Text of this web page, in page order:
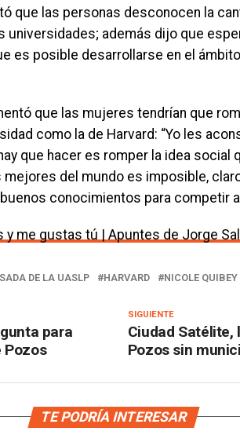
que las personas desconocen la
además dijo que
es posible desarrollarse en el
que las mujeres tendrían que
como la de Harvard: “Yo les
que hacer es romper la idea social
del mundo es imposible,
conocimientos para competir
y me gustas tú | Apuntes de Jorge
DE LA UASLP HARVARD NICOLE
SIGUIENTE
Ciudad Satélite,
Pozos sin
para
Pozos
TE PODRÍA INTERESAR